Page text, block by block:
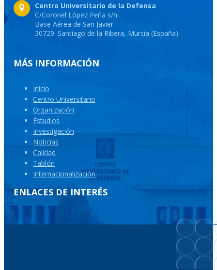
Centro Universitario de la Defensa
C/Coronel López Peña s/n
Base Aérea de San Javier
30729. Santiago de la Ribera, Murcia (España)
MÁS INFORMACIÓN
Inicio
Centro Universitario
Organización
Estudios
Investigación
Noticias
Calidad
Tablón
Internacionalización
ENLACES DE INTERÉS